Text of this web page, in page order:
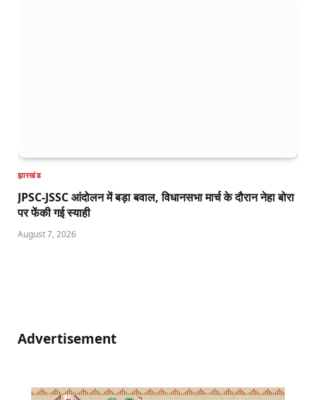
झारखंड
JPSC-JSSC आंदोलन में बड़ा बवाल, विधानसभा मार्च के दौरान नेहा बोरा
पर फेंकी गई स्याही
August 7, 2026
Advertisement